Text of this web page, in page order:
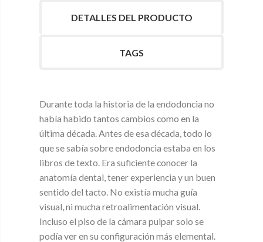
DETALLES DEL PRODUCTO
TAGS
Durante toda la historia de la endodoncia no
había habido tantos cambios como en la
última década. Antes de esa década, todo lo
que se sabía sobre endodoncia estaba en los
libros de texto. Era suficiente conocer la
anatomía dental, tener experiencia y un buen
sentido del tacto. No existía mucha guía
visual, ni mucha retroalimentación visual.
Incluso el piso de la cámara pulpar solo se
podía ver en su configuración más elemental.